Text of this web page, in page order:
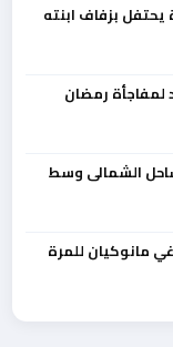
يحتفل بزفاف ابنته
رمضان
الشمالى وسط
مانوكيان للمرة